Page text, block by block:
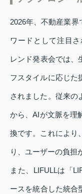
2026年、不動産業
ワードとして注目さ
レンド発表会では、
フスタイルに応じた
されました。従来の
から、AIが文脈を理
換です。これにより
り、ユーザーの負担
また、LIFULLは「
ースを統合した統合